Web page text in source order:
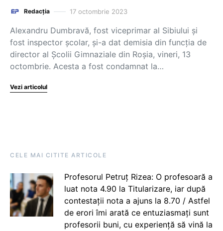
Redacția 17 octombrie 2023
Alexandru Dumbravă, fost viceprimar al Sibiului și
fost inspector școlar, și-a dat demisia din funcția de
director al Școlii Gimnaziale din Roșia, vineri, 13
octombrie. Acesta a fost condamnat la…
Vezi articolul
CELE MAI CITITE ARTICOLE
Profesorul Petruț Rizea: O profesoară a
luat nota 4.90 la Titularizare, iar după
contestații nota a ajuns la 8.70 / Astfel
de erori îmi arată ce entuziasmați sunt
profesorii buni, cu experiență să vină la